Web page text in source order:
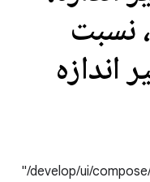
نسبت
اندازه
"/develop/ui/